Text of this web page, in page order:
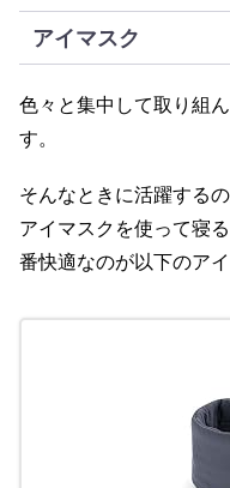
アイマスク
色々と集中して取り組
す。
そんなときに活躍する
アイマスクを使って寝
番快適なのが以下のアイ